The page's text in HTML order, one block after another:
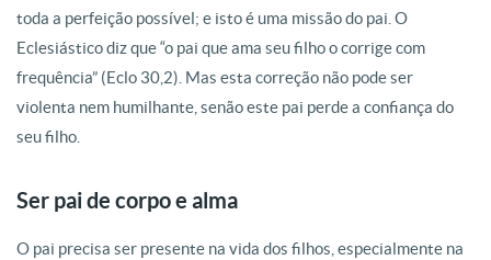
toda a perfeição possível; e isto é uma missão do pai. O
Eclesiástico diz que “o pai que ama seu filho o corrige com
frequência” (Eclo 30,2). Mas esta correção não pode ser
violenta nem humilhante, senão este pai perde a confiança do
seu filho.
Ser pai de corpo e alma
O pai precisa ser presente na vida dos filhos, especialmente na